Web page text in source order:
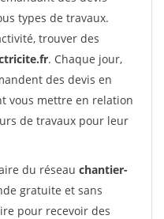
types de travaux.
trouver des
. Chaque jour,
des devis en
vous mettre en relation
de travaux pour leur
du réseau chantier-
gratuite et sans
pour recevoir des